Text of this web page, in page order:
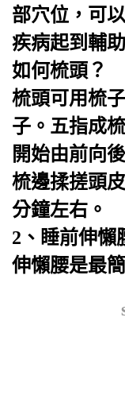
部穴位，可
疾病起到輔
如何梳頭？
梳頭可用梳
子。五指成
開始由前向
梳邊揉搓頭
分鐘左右。
2、睡前伸懶
伸懶腰是最